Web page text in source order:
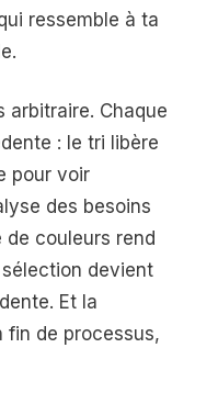
ressemble à ta
arbitraire. Chaque
: le tri libère
pour voir
des besoins
couleurs rend
devient
Et la
fin de processus,